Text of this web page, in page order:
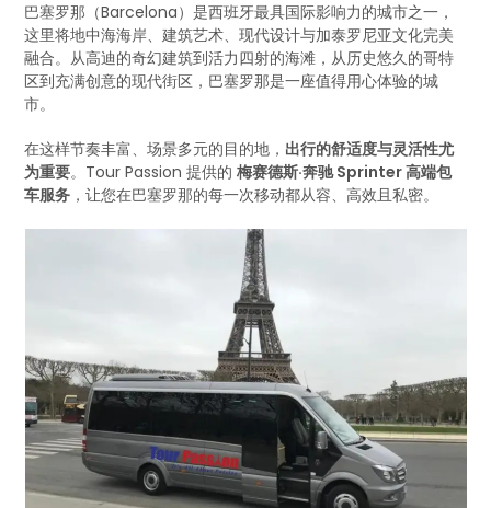
巴塞罗那（Barcelona）是西班牙最具国际影响力的城市之一，
这里将地中海海岸、建筑艺术、现代设计与加泰罗尼亚文化完美
融合。从高迪的奇幻建筑到活力四射的海滩，从历史悠久的哥特
区到充满创意的现代街区，巴塞罗那是一座值得用心体验的城
市。
在这样节奏丰富、场景多元的目的地， 出行的舒适度与灵活性尤
为重要。Tour Passion 提供的梅赛德斯·奔驰 Sprinter 高端包
车服务 ，让您在巴塞罗那的每一次移动都从容、高效且私密。